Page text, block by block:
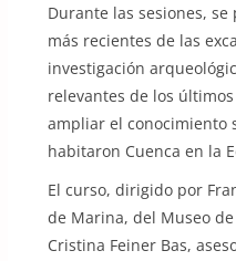
Durante las sesiones,
más recientes de las
investigación
relevantes de los
ampliar el conocimiento
habitaron Cuenca en la
El curso, dirigido por
de Marina, del Museo
Cristina Feiner Bas,